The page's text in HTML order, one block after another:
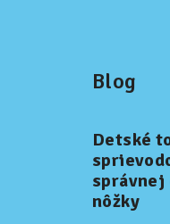
Blog
Detské
správnej
nôžky